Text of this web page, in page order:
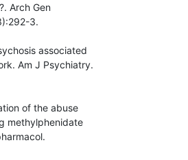
Arch Gen
3.
associated
Am J Psychiatry.
of the abuse
methylphenidate